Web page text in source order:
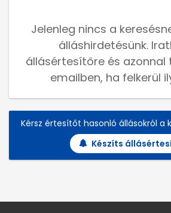
Jelenleg nincs a
álláshirdetésünk.
állásértesítőre és azonnal
emailben, ha felkerül
Kérsz értesítőt hasonló állásokról a
Készíts